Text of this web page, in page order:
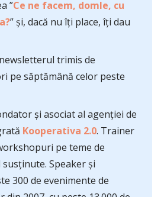
”Ce ne facem, domle, cu
” și, dacă nu îți place, îți dau
trimis de
pe săptămână celor peste
și asociat al agenției de
Kooperativa 2.0. Trainer
pe teme de
Speaker și
300 de evenimente de